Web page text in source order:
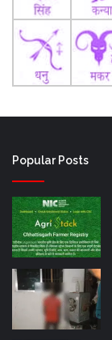
Popular Posts